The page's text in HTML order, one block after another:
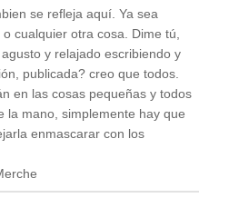
se refleja aquí. Ya sea
cualquier otra cosa. Dime tú,
y relajado escribiendo y
publicada? creo que todos.
en las cosas pequeñas y todos
la mano, simplemente hay que
enmascarar con los